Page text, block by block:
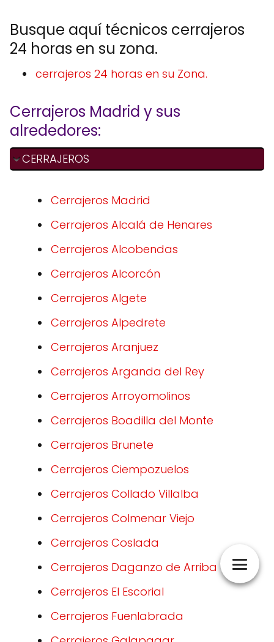
Busque aquí técnicos cerrajeros
24 horas en su zona.
cerrajeros 24 horas en su Zona.
Cerrajeros Madrid y sus
alrededores:
CERRAJEROS
Cerrajeros Madrid
Cerrajeros Alcalá de Henares
Cerrajeros Alcobendas
Cerrajeros Alcorcón
Cerrajeros Algete
Cerrajeros Alpedrete
Cerrajeros Aranjuez
Cerrajeros Arganda del Rey
Cerrajeros Arroyomolinos
Cerrajeros Boadilla del Monte
Cerrajeros Brunete
Cerrajeros Ciempozuelos
Cerrajeros Collado Villalba
Cerrajeros Colmenar Viejo
Cerrajeros Coslada
Cerrajeros Daganzo de Arriba
Cerrajeros El Escorial
Cerrajeros Fuenlabrada